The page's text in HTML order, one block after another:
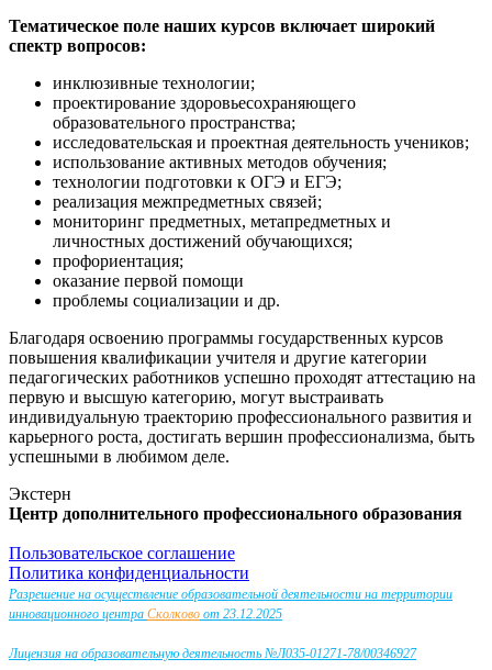
Тематическое поле наших курсов включает широкий
спектр вопросов:
инклюзивные технологии;
проектирование здоровьесохраняющего
образовательного пространства;
исследовательская и проектная деятельность учеников;
использование активных методов обучения;
технологии подготовки к ОГЭ и ЕГЭ;
реализация межпредметных связей;
мониторинг предметных, метапредметных и
личностных достижений обучающихся;
профориентация;
оказание первой помощи
проблемы социализации и др.
Благодаря освоению программы государственных курсов
повышения квалификации учителя и другие категории
педагогических работников успешно проходят аттестацию на
первую и высшую категорию, могут выстраивать
индивидуальную траекторию профессионального развития и
карьерного роста, достигать вершин профессионализма, быть
успешными в любимом деле.
Экстерн
Центр дополнительного профессионального образования
Пользовательское соглашение
Политика конфиденциальности
Разрешение на осуществление образовательной деятельности на территории
инновационного центра Сколково от 23.12.2025
Лицензия на образовательную деятельность №Л035-01271-78/00346927